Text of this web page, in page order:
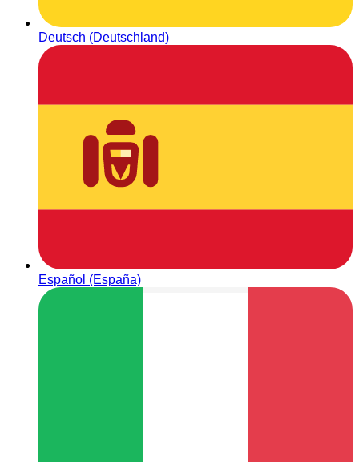
Deutsch (Deutschland)
Español (España)